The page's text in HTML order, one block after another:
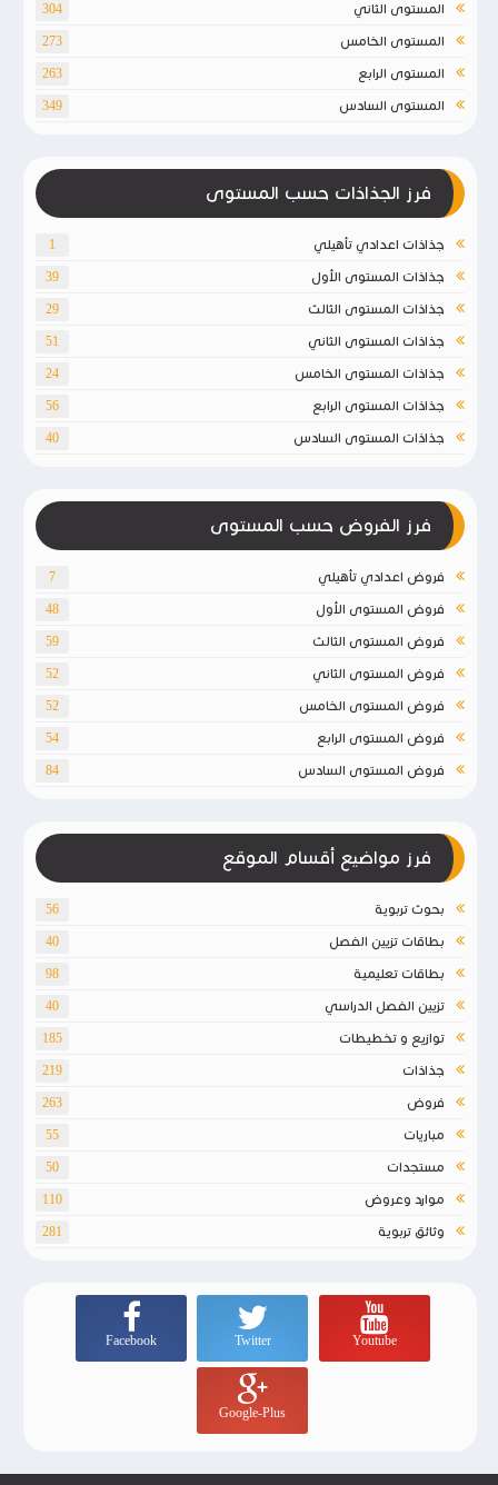
المستوى الثاني 304
المستوى الخامس 273
المستوى الرابع 263
المستوى السادس 349
فرز الجذاذات حسب المستوى
جذاذات اعدادي تأهيلي 1
جذاذات المستوى الأول 39
جذاذات المستوى الثالث 29
جذاذات المستوى الثاني 51
جذاذات المستوى الخامس 24
جذاذات المستوى الرابع 56
جذاذات المستوى السادس 40
فرز الفروض حسب المستوى
فروض اعدادي تأهيلي 7
فروض المستوى الأول 48
فروض المستوى الثالث 59
فروض المستوى الثاني 52
فروض المستوى الخامس 52
فروض المستوى الرابع 54
فروض المستوى السادس 84
فرز مواضيع أقسام الموقع
بحوث تربوية 56
بطاقات تزيين الفصل 40
بطاقات تعليمية 98
تزيين الفصل الدراسي 40
توازيع و تخطيطات 185
جذاذات 219
فروض 263
مباريات 55
مستجدات 50
موارد وعروض 110
وثائق تربوية 281
Youtube
Twitter
Facebook
Google-Plus